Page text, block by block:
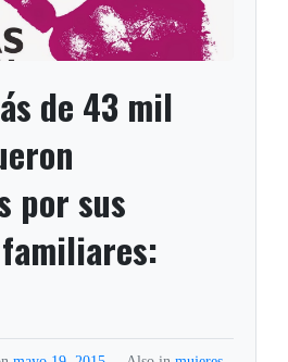
de 43 mil
por sus